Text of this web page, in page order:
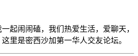
起闹闹磕，我们热爱生活，爱聊天，
里是密西沙加第一华人交友论坛。